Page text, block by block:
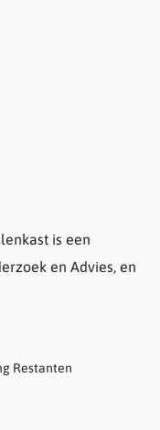
is een
en Advies, en
Restanten